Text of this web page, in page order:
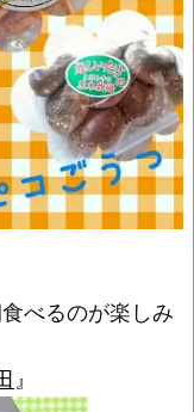
べるのが楽しみ
』